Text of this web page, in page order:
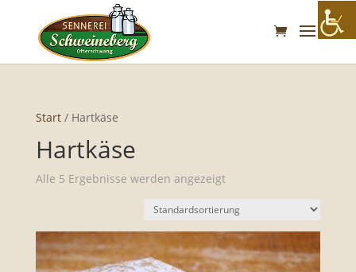
Start/ Hartkäse
Hartkäse
Alle 5 Ergebnisse werden angezeigt